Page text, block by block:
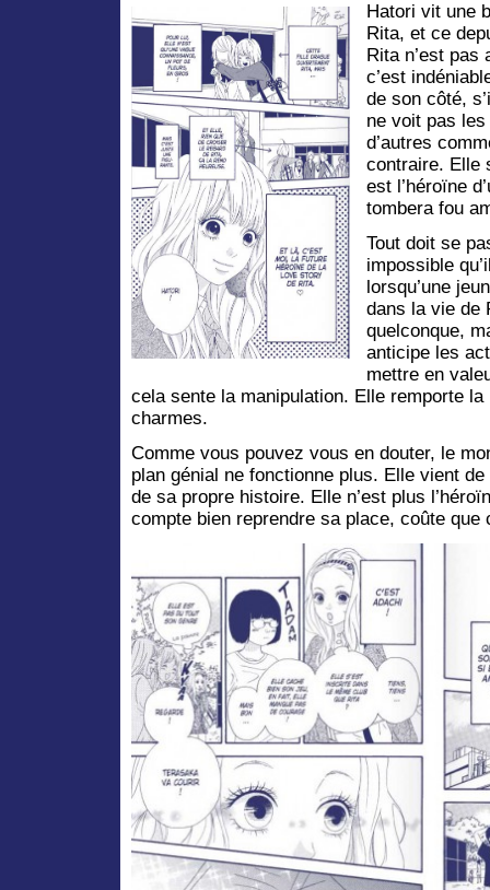
Hatori vit une
Rita, et ce
Rita n’est
c’est
de son côté,
ne voit pas
d’autres
contraire. Elle
est l’héroïne
tombera fou
Tout doit se
impossible
lorsqu’une
dans la vie de
quelconque,
anticipe les
mettre en
cela sente la manipulation. Elle remporte
charmes.
Comme vous pouvez vous en douter, le
plan génial ne fonctionne plus. Elle vient
de sa propre histoire. Elle n’est plus
compte bien reprendre sa place, coûte que